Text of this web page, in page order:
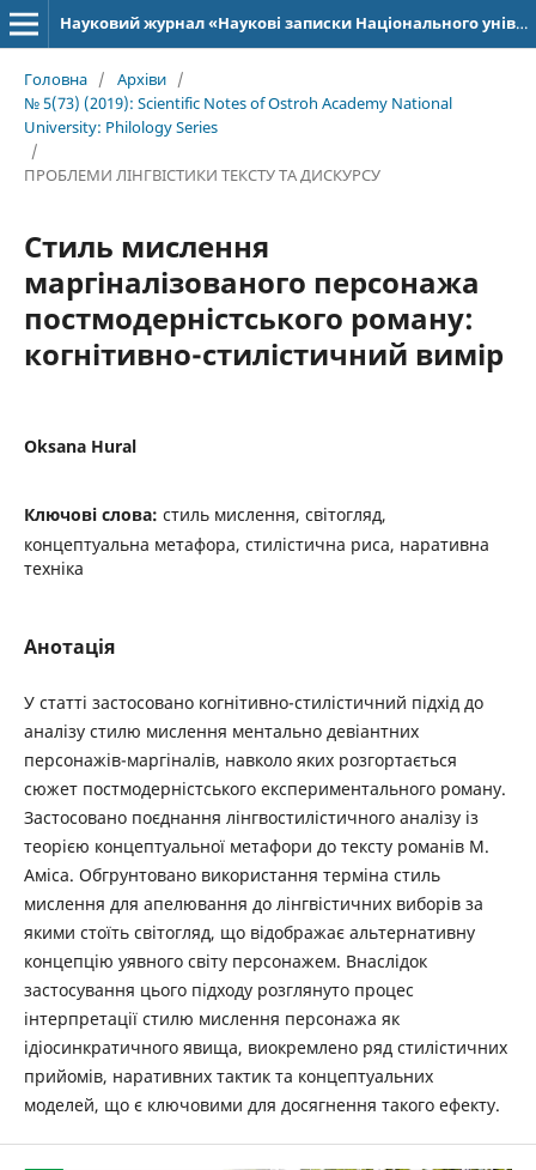
Науковий журнал «Наукові записки Національного університету «Острозька академія»: серія «Філологія»
Головна / Архіви /
№ 5(73) (2019): Scientific Notes of Ostroh Academy National
University: Philology Series
/
ПРОБЛЕМИ ЛІНГВІСТИКИ ТЕКСТУ ТА ДИСКУРСУ
Стиль мислення
маргіналізованого персонажа
постмодерністського роману:
когнітивно-стилістичний вимір
Oksana Hural
Ключові слова: стиль мислення, світогляд,
концептуальна метафора, стилістична риса, наративна
техніка
Анотація
У статті застосовано когнітивно-стилістичний підхід до
аналізу стилю мислення ментально девіантних
персонажів-маргіналів, навколо яких розгортається
сюжет постмодерністського експериментального роману.
Застосовано поєднання лінгвостилістичного аналізу із
теорією концептуальної метафори до тексту романів М.
Аміса. Обгрунтовано використання терміна стиль
мислення для апелювання до лінгвістичних виборів за
якими стоїть світогляд, що відображає альтернативну
концепцію уявного світу персонажем. Внаслідок
застосування цього підходу розглянуто процес
інтерпретації стилю мислення персонажа як
ідіосинкратичного явища, виокремлено ряд стилістичних
прийомів, наративних тактик та концептуальних
моделей, що є ключовими для досягнення такого ефекту.